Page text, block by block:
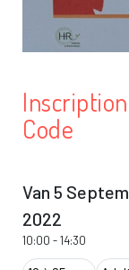
Code
Van 5
2022
10:00 -14:30